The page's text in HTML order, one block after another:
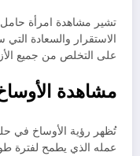
تشير مشاهدة امرأة حامل
الاستقرار والسعادة التي
على التخلص من جميع
مشاهدة
تُظهر رؤية الأوساخ في
عمله الذي يطمح لفترة